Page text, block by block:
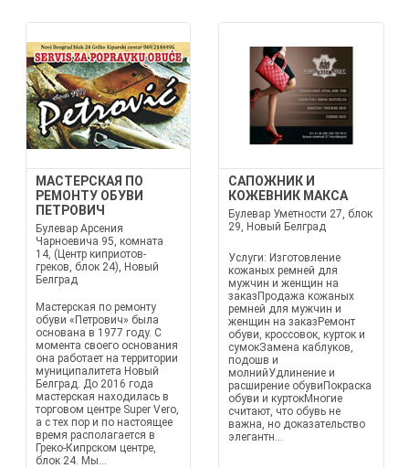
МАСТЕРСКАЯ ПО
РЕМОНТУ ОБУВИ
ПЕТРОВИЧ
Булевар Арсения
Чарноевича 95, комната
14, (Центр киприотов-
греков, блок 24), Новый
Белград
Мастерская по ремонту
обуви «Петрович» была
основана в 1977 году. С
момента своего основания
она работает на территории
муниципалитета Новый
Белград. До 2016 года
мастерская находилась в
торговом центре Super Vero,
а с тех пор и по настоящее
время располагается в
Греко-Кипрском центре,
блок 24. Мы...
САПОЖНИК И
КОЖЕВНИК МАКСА
Булевар Уметности 27, блок
29, Новый Белград
Услуги: Изготовление
кожаных ремней для
мужчин и женщин на
заказПродажа кожаных
ремней для мужчин и
женщин на заказРемонт
обуви, кроссовок, курток и
сумокЗамена каблуков,
подошв и
молнийУдлинение и
расширение обувиПокраска
обуви и куртокМногие
считают, что обувь не
важна, но доказательство
элегантн...